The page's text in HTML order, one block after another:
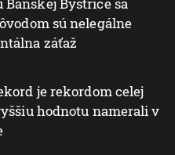
sú nelegálne
záťaž
je rekordom celej
hodnotu namerali v